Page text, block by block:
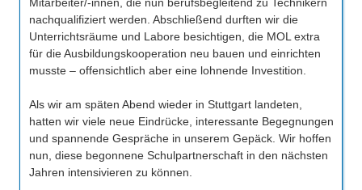
nachqualifiziert werden. Abschließend durften wir die
Unterrichtsräume und Labore besichtigen, die MOL extra
für die Ausbildungskooperation neu bauen und einrichten
musste – offensichtlich aber eine lohnende Investition.
Als wir am späten Abend wieder in Stuttgart landeten,
hatten wir viele neue Eindrücke, interessante Begegnungen
und spannende Gespräche in unserem Gepäck. Wir hoffen
nun, diese begonnene Schulpartnerschaft in den nächsten
Jahren intensivieren zu können.